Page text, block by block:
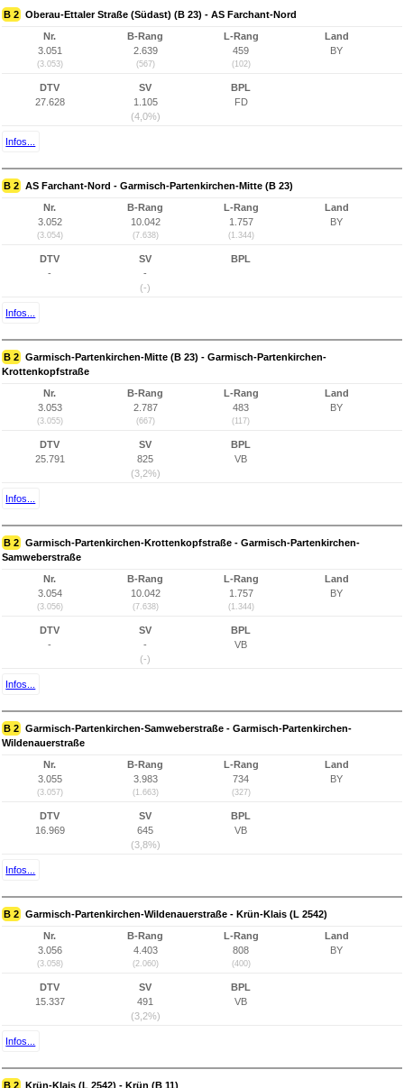
B 2 Oberau-Ettaler Straße (Südast) (B 23) - AS Farchant-Nord
Nr.
3.051
(3.053)
B-Rang
2.639
(567)
L-Rang
459
(102)
Land
BY
DTV
27.628
SV
1.105
(4,0%)
BPL
FD
Infos...
B 2 AS Farchant-Nord - Garmisch-Partenkirchen-Mitte (B 23)
Nr.
3.052
(3.054)
B-Rang
10.042
(7.638)
L-Rang
1.757
(1.344)
Land
BY
DTV
-
SV
-
(-)
BPL
Infos...
B 2 Garmisch-Partenkirchen-Mitte (B 23) - Garmisch-Partenkirchen-
Krottenkopfstraße
Nr.
3.053
(3.055)
B-Rang
2.787
(667)
L-Rang
483
(117)
Land
BY
DTV
25.791
SV
825
(3,2%)
BPL
VB
Infos...
B 2 Garmisch-Partenkirchen-Krottenkopfstraße - Garmisch-Partenkirchen-
Samweberstraße
Nr.
3.054
(3.056)
B-Rang
10.042
(7.638)
L-Rang
1.757
(1.344)
Land
BY
DTV
-
SV
-
(-)
BPL
VB
Infos...
B 2 Garmisch-Partenkirchen-Samweberstraße - Garmisch-Partenkirchen-
Wildenauerstraße
Nr.
3.055
(3.057)
B-Rang
3.983
(1.663)
L-Rang
734
(327)
Land
BY
DTV
16.969
SV
645
(3,8%)
BPL
VB
Infos...
B 2 Garmisch-Partenkirchen-Wildenauerstraße - Krün-Klais (L 2542)
Nr.
3.056
(3.058)
B-Rang
4.403
(2.060)
L-Rang
808
(400)
Land
BY
DTV
15.337
SV
491
(3,2%)
BPL
VB
Infos...
B 2 Krün-Klais (L 2542) - Krün (B 11)